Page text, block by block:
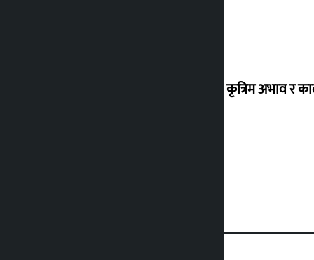
ग्यासको कृत्रिम अभाव र